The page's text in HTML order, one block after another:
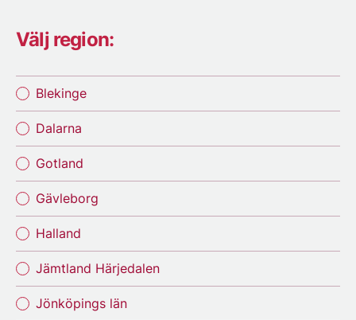
Välj region:
Blekinge
Dalarna
Gotland
Gävleborg
Halland
Jämtland Härjedalen
Jönköpings län